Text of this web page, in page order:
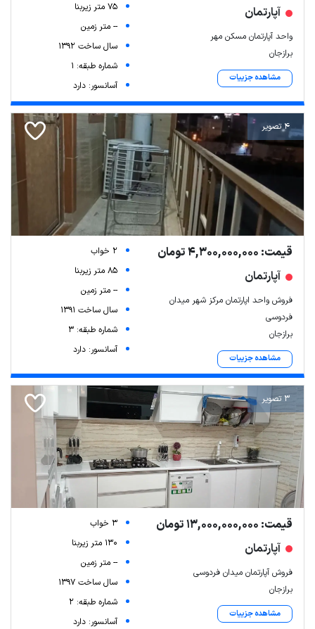
آپارتمان
واحد آپارتمان مسکن مهر
برازجان
مشاهده جزییات
75 متر زیربنا
-- متر زمین
سال ساخت 1392
شماره طبقه: 1
آسانسور: دارد
4 تصویر
قیمت: 4,300,000,000 تومان
آپارتمان
فروش واحد اپارتمان مرکز شهر میدان
فردوسی
برازجان
مشاهده جزییات
2 خواب
85 متر زیربنا
-- متر زمین
سال ساخت 1391
شماره طبقه: 3
آسانسور: دارد
3 تصویر
قیمت: 13,000,000,000 تومان
آپارتمان
فروش آپارتمان میدان فردوسی
برازجان
مشاهده جزییات
3 خواب
130 متر زیربنا
-- متر زمین
سال ساخت 1397
شماره طبقه: 2
آسانسور: دارد